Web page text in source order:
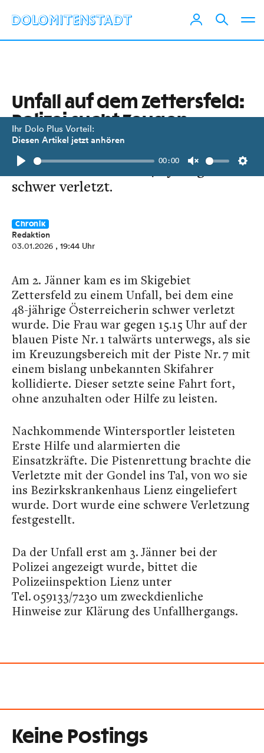
Ihr Dolo Plus Vorteil:
Diesen Artikel jetzt anhören
Play
00:00
Unmute
Unfall auf dem Zettersfeld:
Polizei sucht Zeugen
Bei der Kollision mit einem anderen
Skifahrer wurde eine 48-jährige Frau
schwer verletzt.
Chronik
Redaktion
03.01.2026 , 19:44 Uhr
Am 2. Jänner kam es im Skigebiet
Zettersfeld zu einem Unfall, bei dem eine
48-jährige Österreicherin schwer verletzt
wurde. Die Frau war gegen 15.15 Uhr auf der
blauen Piste Nr. 1 talwärts unterwegs, als sie
im Kreuzungsbereich mit der Piste Nr. 7 mit
einem bislang unbekannten Skifahrer
kollidierte. Dieser setzte seine Fahrt fort,
ohne anzuhalten oder Hilfe zu leisten.
Nachkommende Wintersportler leisteten
Erste Hilfe und alarmierten die
Einsatzkräfte. Die Pistenrettung brachte die
Verletzte mit der Gondel ins Tal, von wo sie
ins Bezirkskrankenhaus Lienz eingeliefert
wurde. Dort wurde eine schwere Verletzung
festgestellt.
Da der Unfall erst am 3. Jänner bei der
Polizei angezeigt wurde, bittet die
Polizeiinspektion Lienz unter
Tel. 059133/7230 um zweckdienliche
Hinweise zur Klärung des Unfallhergangs.
Keine Postings